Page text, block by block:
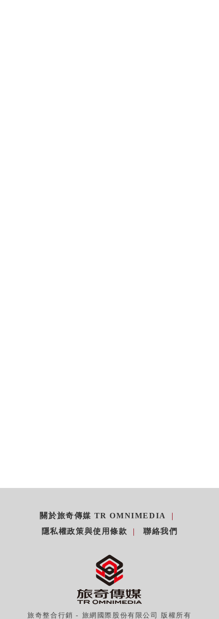
關於旅奇傳媒 TR OMNIMEDIA
隱私權政策與使用條款
聯絡我們
旅奇整合行銷 - 旅網國際股份有限公司 版權所有